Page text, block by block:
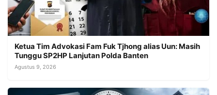
Ketua Tim Advokasi Fam Fuk Tjhong alias Uun: Masih
Tunggu SP2HP Lanjutan Polda Banten
Agustus 9, 2026